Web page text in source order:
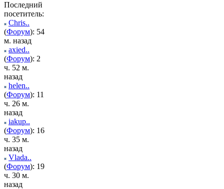
Последний
посетитель:
Chris..
(Форум): 54
м. назад
axied..
(Форум): 2
ч. 52 м.
назад
helen..
(Форум): 11
ч. 26 м.
назад
iakup..
(Форум): 16
ч. 35 м.
назад
Vlada..
(Форум): 19
ч. 30 м.
назад